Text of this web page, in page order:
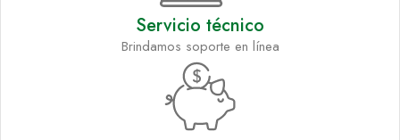
Servicio técnico
Brindamos soporte en línea